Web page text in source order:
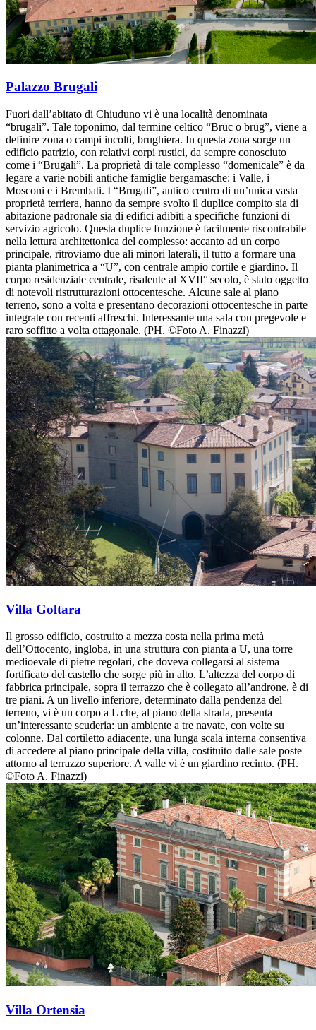
Palazzo Brugali
Fuori dall’abitato di Chiuduno vi è una località denominata
“brugali”. Tale toponimo, dal termine celtico “Brüc o brüg”, viene a
definire zona o campi incolti, brughiera. In questa zona sorge un
edificio patrizio, con relativi corpi rustici, da sempre conosciuto
come i “Brugali”. La proprietà di tale complesso “domenicale” è da
legare a varie nobili antiche famiglie bergamasche: i Valle, i
Mosconi e i Brembati. I “Brugali”, antico centro di un’unica vasta
proprietà terriera, hanno da sempre svolto il duplice compito sia di
abitazione padronale sia di edifici adibiti a specifiche funzioni di
servizio agricolo. Questa duplice funzione è facilmente riscontrabile
nella lettura architettonica del complesso: accanto ad un corpo
principale, ritroviamo due ali minori laterali, il tutto a formare una
pianta planimetrica a “U”, con centrale ampio cortile e giardino. Il
corpo residenziale centrale, risalente al XVII° secolo, è stato oggetto
di notevoli ristrutturazioni ottocentesche. Alcune sale al piano
terreno, sono a volta e presentano decorazioni ottocentesche in parte
integrate con recenti affreschi. Interessante una sala con pregevole e
raro soffitto a volta ottagonale. (PH. ©Foto A. Finazzi)
Villa Goltara
Il grosso edificio, costruito a mezza costa nella prima metà
dell’Ottocento, ingloba, in una struttura con pianta a U, una torre
medioevale di pietre regolari, che doveva collegarsi al sistema
fortificato del castello che sorge più in alto. L’altezza del corpo di
fabbrica principale, sopra il terrazzo che è collegato all’androne, è di
tre piani. A un livello inferiore, determinato dalla pendenza del
terreno, vi è un corpo a L che, al piano della strada, presenta
un’interessante scuderia: un ambiente a tre navate, con volte su
colonne. Dal cortiletto adiacente, una lunga scala interna consentiva
di accedere al piano principale della villa, costituito dalle sale poste
attorno al terrazzo superiore. A valle vi è un giardino recinto. (PH.
©Foto A. Finazzi)
Villa Ortensia